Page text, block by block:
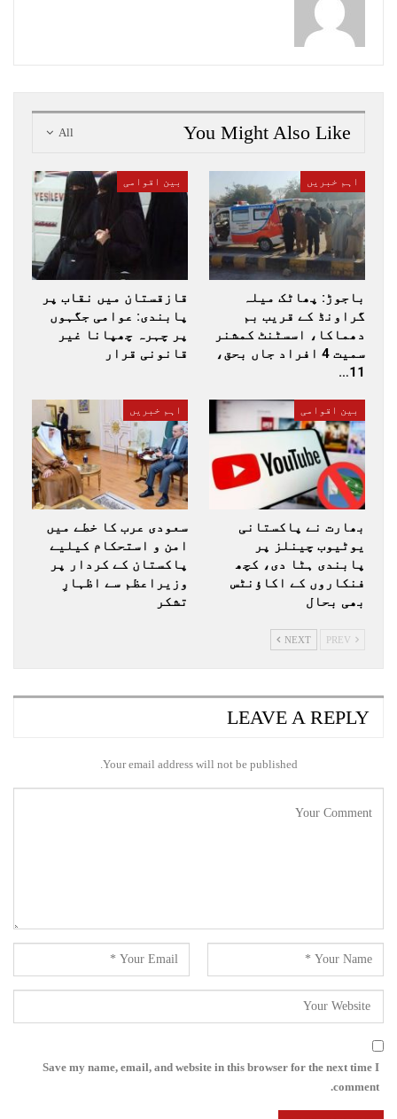
All You Might Also Like
اہم خبریں
باجوڑ: پھاٹک میلہ
گراونڈ کے قریب بم
دھماکا، اسسٹنٹ کمشنر
سمیت 4 افراد جاں بحق،
11…
بین اقوامی
قازقستان میں نقاب پر
پابندی: عوامی جگہوں
پر چہرہ چھپانا غیر
قانونی قرار
بین اقوامی
بھارت نے پاکستانی
یوٹیوب چینلز پر
پابندی ہٹا دی، کچھ
فنکاروں کے اکاؤنٹس
بھی بحال
اہم خبریں
سعودی عرب کا خطے میں
امن و استحکام کیلیے
پاکستان کے کردار پر
وزیراعظم سے اظہارِ
تشکر
NEXT
LEAVE A REPLY
Your email address will not be published.
Save my name, email, and website in this browser for the next time I
comment.